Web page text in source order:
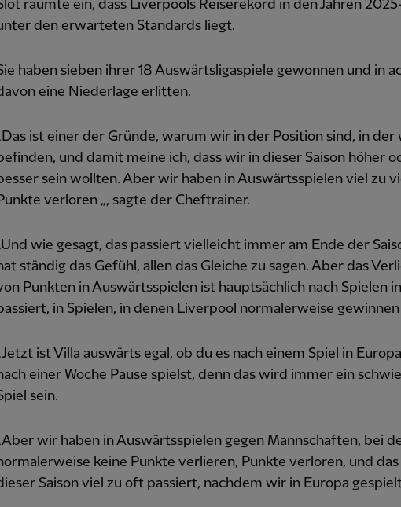
räumte ein, dass Liverpools Reiserekord in den Jahren
den erwarteten Standards liegt.
haben sieben ihrer 18 Auswärtsligaspiele gewonnen und in
eine Niederlage erlitten.
ist einer der Gründe, warum wir in der Position sind, in der
und damit meine ich, dass wir in dieser Saison höher
sein wollten. Aber wir haben in Auswärtsspielen viel zu
verloren „, sagte der Cheftrainer.
wie gesagt, das passiert vielleicht immer am Ende der
ständig das Gefühl, allen das Gleiche zu sagen. Aber das
Punkten in Auswärtsspielen ist hauptsächlich nach Spielen
in Spielen, in denen Liverpool normalerweise gewinnen
ist Villa auswärts egal, ob du es nach einem Spiel in
einer Woche Pause spielst, denn das wird immer ein
sein.
wir haben in Auswärtsspielen gegen Mannschaften, bei
keine Punkte verlieren, Punkte verloren, und das
Saison viel zu oft passiert, nachdem wir in Europa